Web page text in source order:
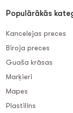
Populārākās
Kancelejas preces
Biroja preces
Guaša krāsas
Marķieri
Mapes
Plastilīns